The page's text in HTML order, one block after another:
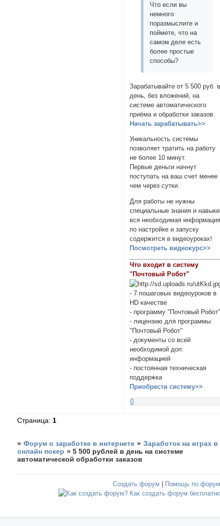
Что если вы
немного
поразмыслите и
поймете, что на
самом деле есть
более простые
способы?
Зарабатывайте от 5 500 руб.
день, без вложений, на
системе автоматического
приёма и обработки заказов.
Начать зарабатывать>>
Уникальность системы
позволяет тратить на работу
не более 10 минут.
Первые деньги начнут
поступать на ваш счет менее
чем через сутки.
Для работы не нужны
специальные знания и
вся необходимая
по настройке и запуску
содержится в видеоуроках!
Посмотреть видеокурс>>
Что входит в систему
"Почтовый Робот"
- 7 пошаговых видеоуроков в
HD качестве
- программу "Почтовый
- лицензию для программы
"Почтовый Робот"
- документы со всей
необходимой доп.
информацией
- постоянная техническая
поддержка
Приобрести систему>>
0
Страница: 1
» Форум о заработке в интернете » Заработок на играх в
онлайн покер »5 500 рублей в день на системе
автоматической обработки заказов
Создать форум Помощь по